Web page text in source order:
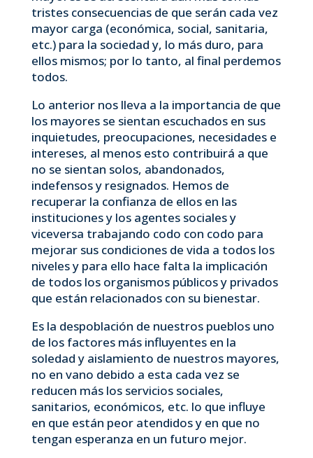
tristes consecuencias de que serán cada vez
mayor carga (económica, social, sanitaria,
etc.) para la sociedad y, lo más duro, para
ellos mismos; por lo tanto, al final perdemos
todos.
Lo anterior nos lleva a la importancia de que
los mayores se sientan escuchados en sus
inquietudes, preocupaciones, necesidades e
intereses, al menos esto contribuirá a que
no se sientan solos, abandonados,
indefensos y resignados. Hemos de
recuperar la confianza de ellos en las
instituciones y los agentes sociales y
viceversa trabajando codo con codo para
mejorar sus condiciones de vida a todos los
niveles y para ello hace falta la implicación
de todos los organismos públicos y privados
que están relacionados con su bienestar.
Es la despoblación de nuestros pueblos uno
de los factores más influyentes en la
soledad y aislamiento de nuestros mayores,
no en vano debido a esta cada vez se
reducen más los servicios sociales,
sanitarios, económicos, etc. lo que influye
en que están peor atendidos y en que no
tengan esperanza en un futuro mejor.